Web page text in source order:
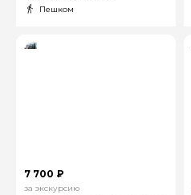
Пешком
7 700 ₽
за экскурсию